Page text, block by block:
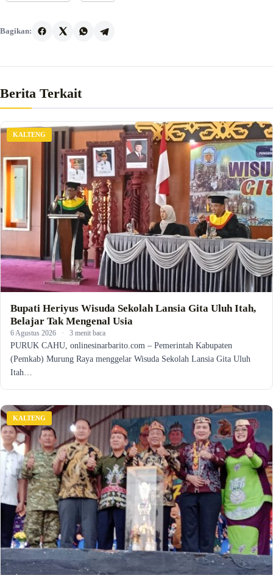
Bagikan:
Berita Terkait
KALTENG
Bupati Heriyus Wisuda Sekolah Lansia Gita Uluh Itah,
Belajar Tak Mengenal Usia
6 Agustus 2026 · 3 menit baca
PURUK CAHU, onlinesinarbarito.com – Pemerintah Kabupaten
(Pemkab) Murung Raya menggelar Wisuda Sekolah Lansia Gita Uluh
Itah…
KALTENG